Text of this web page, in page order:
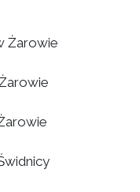
Żarowie